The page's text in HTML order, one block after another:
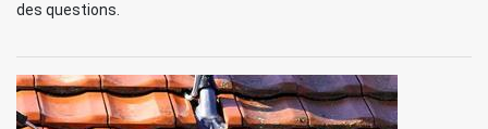
des questions.